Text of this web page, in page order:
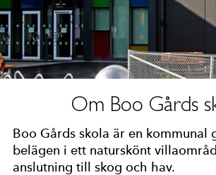
Om Boo Gårds
Boo Gårds skola är en kommunal
belägen i ett naturskönt
anslutning till skog och hav.